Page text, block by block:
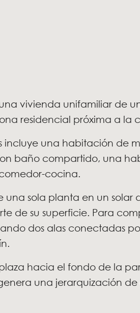
vivienda unifamiliar de
residencial próxima a la
incluye una habitación de
baño compartido, una
cocina.
una sola planta en un
de su superficie. Para
dos alas conectadas
hacia el fondo de la
una jerarquización de